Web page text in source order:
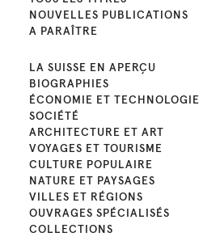
NOUVELLES PUBLICATIONS
A PARAÎTRE
LA SUISSE EN APERÇU
BIOGRAPHIES
ÉCONOMIE ET TECHNOLOGIE
SOCIÉTÉ
ARCHITECTURE ET ART
VOYAGES ET TOURISME
CULTURE POPULAIRE
NATURE ET PAYSAGES
VILLES ET RÉGIONS
OUVRAGES SPÉCIALISÉS
COLLECTIONS